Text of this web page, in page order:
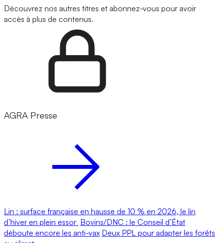
Découvrez nos autres titres et abonnez-vous pour avoir
accès à plus de contenus.
AGRA Presse
Lin : surface française en hausse de 10 % en 2026, le lin
d’hiver en plein essor Bovins/DNC : le Conseil d’État
déboute encore les anti-vax Deux PPL pour adapter les forêts